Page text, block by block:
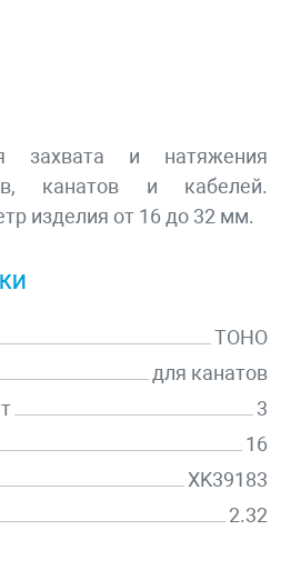
захвата и натяжения
канатов и кабелей.
изделия от 16 до 32 мм.
TOHO
для канатов
3
16
XK39183
2.32